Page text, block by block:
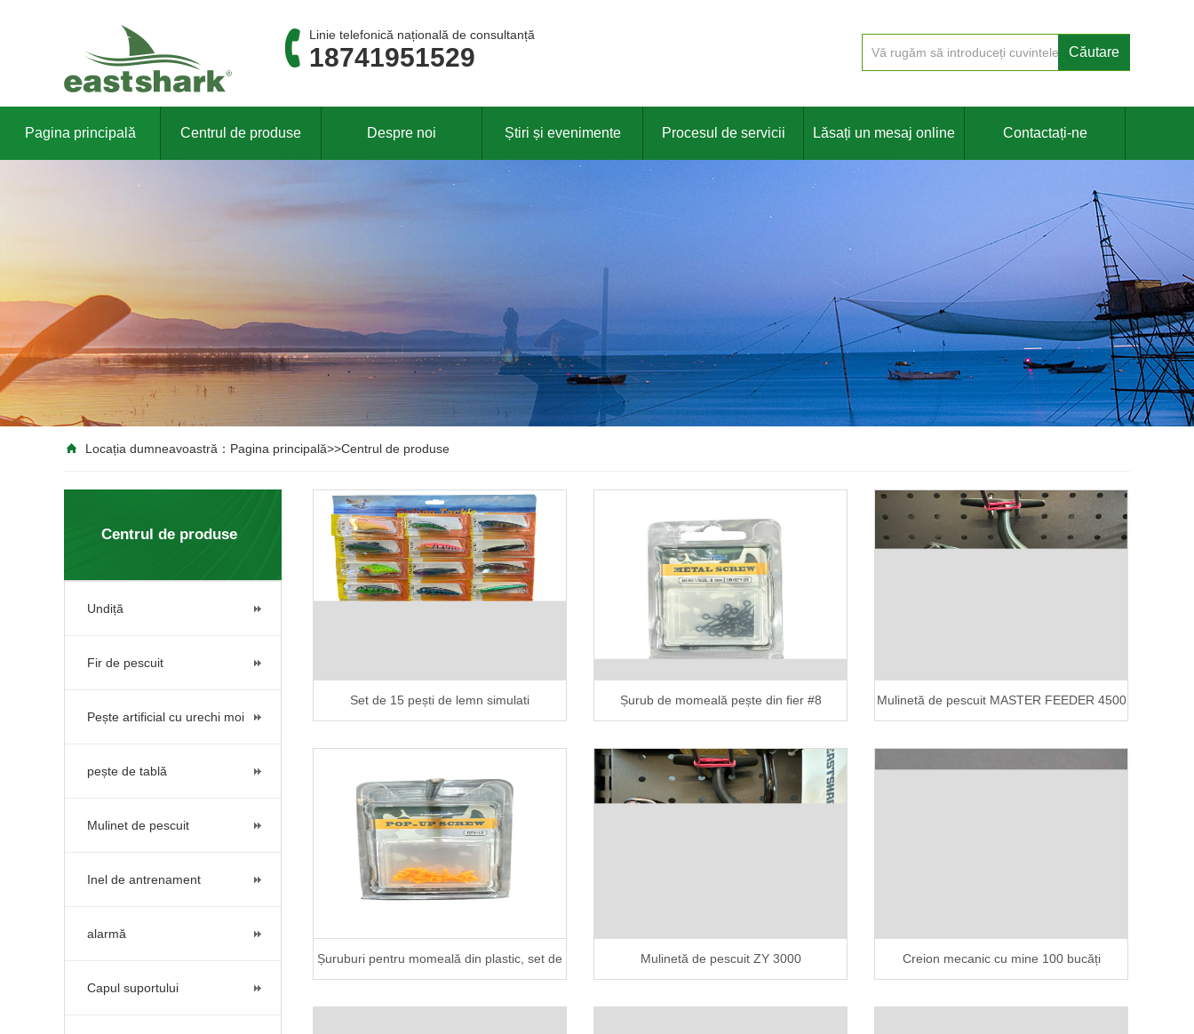
Linie telefonică națională de consultanță
18741951529
Pagina principală Centrul de produse Despre noi Știri și evenimente Procesul de servicii Lăsați un mesaj online Contactați-ne
Locația dumneavoastră： Pagina principală>>Centrul de produse
Centrul de produse
Undiță
Fir de pescuit
Pește artificial cu urechi moi
pește de tablă
Mulinet de pescuit
Inel de antrenament
alarmă
Capul suportului
Set de 15 pești de lemn simulati Șurub de momeală pește din fier #8 Mulinetă de pescuit MASTER FEEDER 4500
Șuruburi pentru momeală din plastic, set de Mulinetă de pescuit ZY 3000 Creion mecanic cu mine 100 bucăți